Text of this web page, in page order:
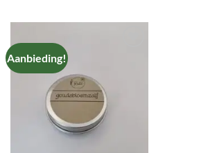
Aanbieding!
VERLANGLIJST